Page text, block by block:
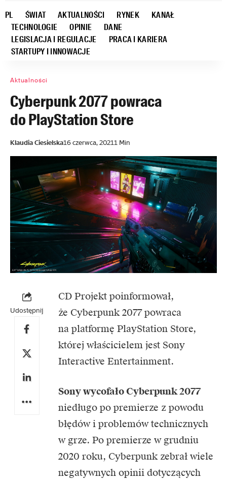
PL ŚWIAT AKTUALNOŚCI RYNEK
KANAŁ
TECHNOLOGIE
OPINIE
DANE
LEGISLACJA I REGULACJE
PRACA I KARIERA
STARTUPY I INNOWACJE
Aktualności
Cyberpunk 2077 powraca
do PlayStation Store
Klaudia Ciesielska16 czerwca, 20211 Min
Udostępnij
CD Projekt poinformował,
że Cyberpunk 2077 powraca
na platformę PlayStation Store,
której właścicielem jest Sony
Interactive Entertainment.
Sony wycofało Cyberpunk 2077
niedługo po premierze z powodu
błędów i problemów technicznych
w grze. Po premierze w grudniu
2020 roku, Cyberpunk zebrał wiele
negatywnych opinii dotyczących